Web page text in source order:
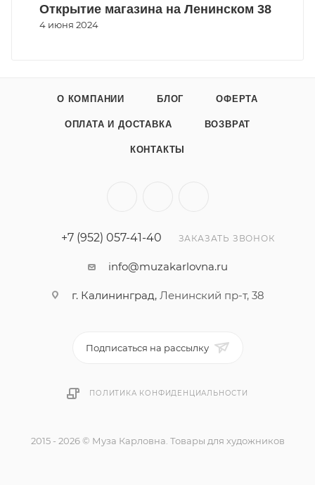
4 июня 2024
Открытие магазина на Ленинском 38
О КОМПАНИИ БЛОГ ОФЕРТА
ОПЛАТА И ДОСТАВКА ВОЗВРАТ
КОНТАКТЫ
+7 (952) 057-41-40 ЗАКАЗАТЬ ЗВОНОК
info@muzakarlovna.ru
г. Калининград, Ленинский пр-т, 38
Подписаться на рассылку
ПОЛИТИКА КОНФИДЕНЦИАЛЬНОСТИ
2015 - 2026 © Муза Карловна. Товары для художников